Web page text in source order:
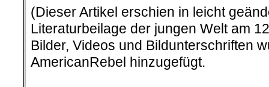
(Dieser Artikel erschien in leicht
Literaturbeilage der jungen Welt am
Bilder, Videos und Bildunterschriften
AmericanRebel hinzugefügt.